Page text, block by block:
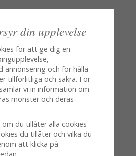
din upplevelse
för att ge dig en
annonsering och för hålla
tillförlitliga och säkra. För
vi in information om
mönster och deras
om du tillåter alla cookies
du tillåter och vilka du
att klicka på